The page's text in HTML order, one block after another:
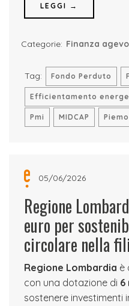
LEGGI →
Categorie: Finanza
Tag: Fondo Perduto
Efficientamento
Pmi MIDCAP
05/06/2026
Regione
euro per
circolare nella
Regione Lombardia è
con una dotazione di 6
sostenere investimenti